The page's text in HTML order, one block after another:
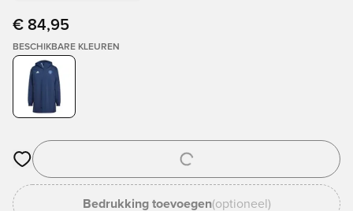
€ 84,95
BESCHIKBARE KLEUREN
Opent een venster om in te loggen of je aan te melden als lid
Bedrukking toevoegen(optioneel)